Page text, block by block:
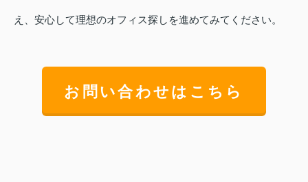
え、安心して理想のオフィス探しを進めてみてください。
お問い合わせはこちら